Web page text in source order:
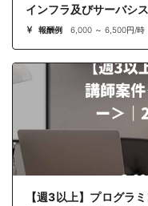
インフラ及びサーバシ
報酬例 6,000 ～ 6,500円/時
【週3以上】プログラ